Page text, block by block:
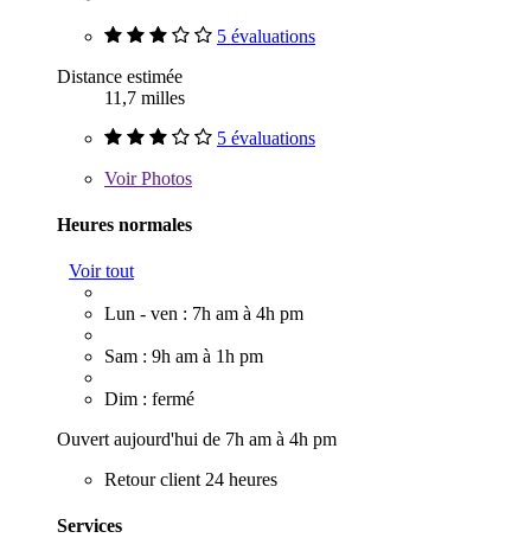
5 évaluations
Distance estimée
11,7 milles
5 évaluations
VoirPhotos
Heures normales
Voir tout
Lun - ven : 7h am à 4h pm
Sam : 9h am à 1h pm
Dim : fermé
Ouvert aujourd'hui de 7h am à 4h pm
Retour client 24 heures
Services